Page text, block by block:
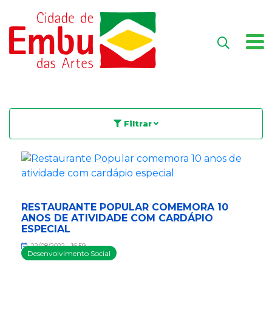
Filtrar
Desenvolvimento Social
RESTAURANTE POPULAR COMEMORA 10
ANOS DE ATIVIDADE COM CARDÁPIO
ESPECIAL
22/08/2022 - 16:59